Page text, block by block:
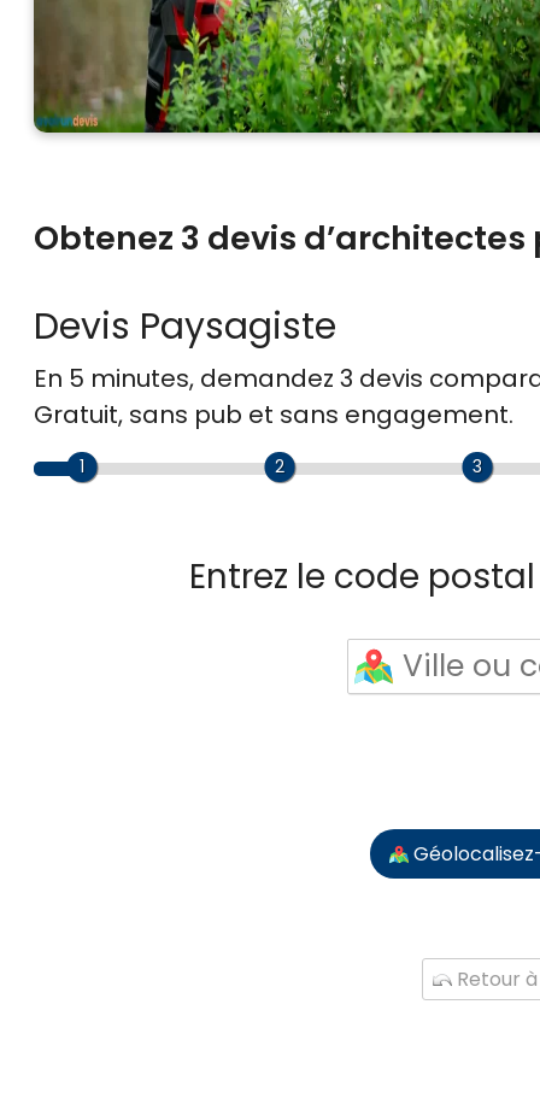
Obtenez 3 devis
Devis Paysagiste
En 5 minutes, demandez 3 devis
Gratuit, sans pub et sans engagement.
1 2 3
Entrez le code
Retour